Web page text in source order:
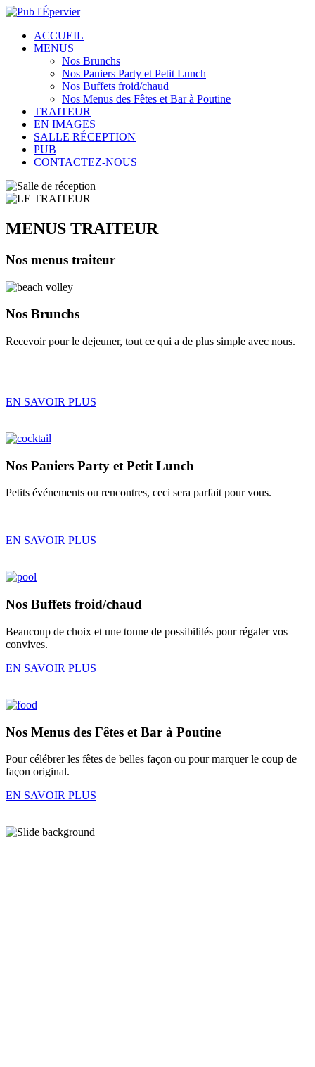
ACCUEIL
MENUS
Nos Brunchs
Nos Paniers Party et Petit Lunch
Nos Buffets froid/chaud
Nos Menus des Fêtes et Bar à Poutine
TRAITEUR
EN IMAGES
SALLE RÉCEPTION
PUB
CONTACTEZ-NOUS
MENUS TRAITEUR
Nos menus traiteur
Nos Brunchs
Recevoir pour le dejeuner, tout ce qui a de plus simple avec nous.
EN SAVOIR PLUS
Nos Paniers Party et Petit Lunch
Petits événements ou rencontres, ceci sera parfait pour vous.
EN SAVOIR PLUS
Nos Buffets froid/chaud
Beaucoup de choix et une tonne de possibilités pour régaler vos
convives.
EN SAVOIR PLUS
Nos Menus des Fêtes et Bar à Poutine
Pour célébrer les fêtes de belles façon ou pour marquer le coup de
façon original.
EN SAVOIR PLUS